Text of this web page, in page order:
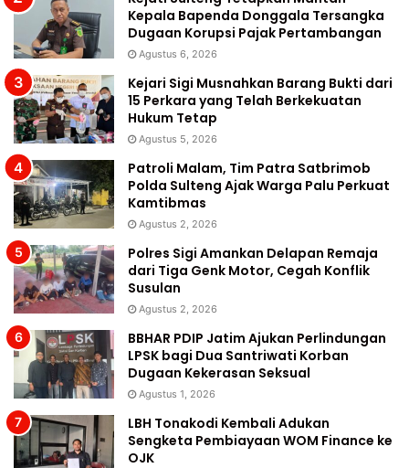
Kepala Bapenda Donggala Tersangka
Dugaan Korupsi Pajak Pertambangan
Agustus 6, 2026
Kejari Sigi Musnahkan Barang Bukti dari
15 Perkara yang Telah Berkekuatan
Hukum Tetap
Agustus 5, 2026
Patroli Malam, Tim Patra Satbrimob
Polda Sulteng Ajak Warga Palu Perkuat
Kamtibmas
Agustus 2, 2026
Polres Sigi Amankan Delapan Remaja
dari Tiga Genk Motor, Cegah Konflik
Susulan
Agustus 2, 2026
BBHAR PDIP Jatim Ajukan Perlindungan
LPSK bagi Dua Santriwati Korban
Dugaan Kekerasan Seksual
Agustus 1, 2026
LBH Tonakodi Kembali Adukan
Sengketa Pembiayaan WOM Finance ke
OJK